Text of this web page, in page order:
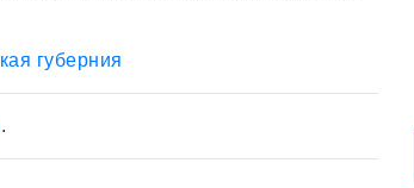
губерния
.